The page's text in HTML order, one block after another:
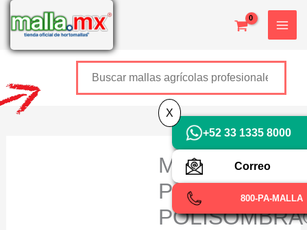
contenido
Malla
Privacidad
+52 800 726 2552
+52 33 1335 8000
Correo
800-PA-MALLA
X